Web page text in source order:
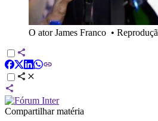
O ator James Franco •
Compartilhar matéria